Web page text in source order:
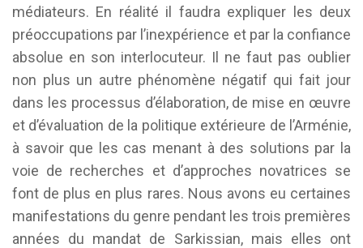
médiateurs. En réalité il faudra expliquer les deux
préoccupations par l’inexpérience et par la confiance
absolue en son interlocuteur. Il ne faut pas oublier
non plus un autre phénomène négatif qui fait jour
dans les processus d’élaboration, de mise en œuvre
et d’évaluation de la politique extérieure de l’Arménie,
à savoir que les cas menant à des solutions par la
voie de recherches et d’approches novatrices se
font de plus en plus rares. Nous avons eu certaines
manifestations du genre pendant les trois premières
années du mandat de Sarkissian, mais elles ont